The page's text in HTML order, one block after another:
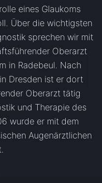
eines Glaukoms
Über die wichtigsten
sprechen wir mit
Oberarzt
in Radebeul. Nach
Dresden ist er dort
Oberarzt tätig
und Therapie des
wurde er mit dem
Augenärztlichen